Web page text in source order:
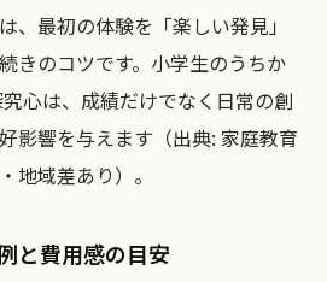
、最初の体験を「楽しい発見」
きのコツです。小学生のうちか
心は、成績だけでなく日常の創
影響を与えます（出典: 家庭教育
地域差あり）。
と費用感の目安